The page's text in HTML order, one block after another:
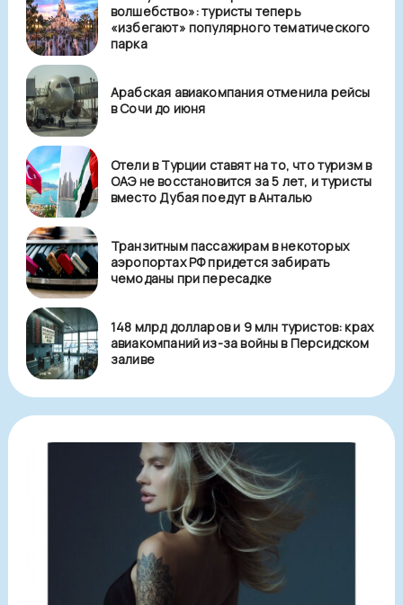
волшебство»: туристы теперь
«избегают» популярного тематического
парка
Арабская авиакомпания отменила рейсы
в Сочи до июня
Отели в Турции ставят на то, что туризм в
ОАЭ не восстановится за 5 лет, и туристы
вместо Дубая поедут в Анталью
Транзитным пассажирам в некоторых
аэропортах РФ придется забирать
чемоданы при пересадке
148 млрд долларов и 9 млн туристов: крах
авиакомпаний из-за войны в Персидском
заливе